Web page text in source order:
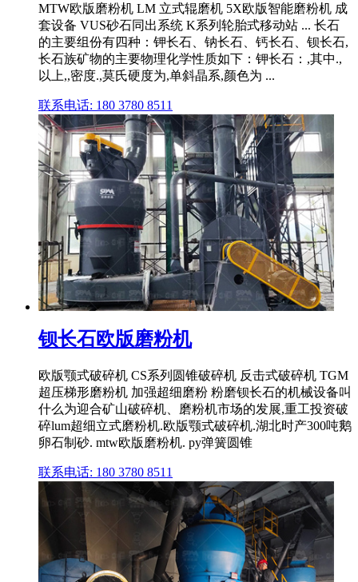
MTW欧版磨粉机 LM 立式辊磨机 5X欧版智能磨粉机 成
套设备 VUS砂石同出系统 K系列轮胎式移动站 ... 长石
的主要组份有四种：钾长石、钠长石、钙长石、钡长石,
长石族矿物的主要物理化学性质如下：钾长石：,其中.,
以上,,密度.,莫氏硬度为,单斜晶系,颜色为 ...
联系电话: 180 3780 8511
钡长石欧版磨粉机
欧版颚式破碎机 CS系列圆锥破碎机 反击式破碎机 TGM
超压梯形磨粉机 加强超细磨粉 粉磨钡长石的机械设备叫
什么为迎合矿山破碎机、磨粉机市场的发展,重工投资破
碎lum超细立式磨粉机.欧版颚式破碎机.湖北时产300吨鹅
卵石制砂. mtw欧版磨粉机. py弹簧圆锥
联系电话: 180 3780 8511